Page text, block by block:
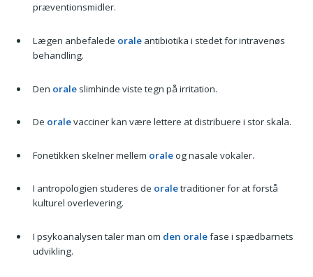
præventionsmidler.
Lægen anbefalede oraleantibiotika i stedet for intravenøs
behandling.
Den oraleslimhinde viste tegn på irritation.
De oralevacciner kan være lettere at distribuere i stor skala.
Fonetikken skelner mellem oraleog nasale vokaler.
I antropologien studeres de oraletraditioner for at forstå
kulturel overlevering.
I psykoanalysen taler man om den oralefase i spædbarnets
udvikling.